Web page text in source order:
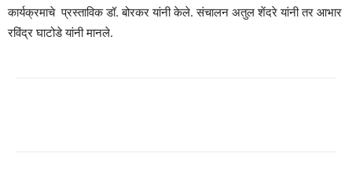
कार्यक्रमाचे प्रस्ताविक डॉ. बोरकर यांनी केले. संचालन अतुल शेंदरे यांनी तर आभार
रविंद्र घाटोडे यांनी मानले.